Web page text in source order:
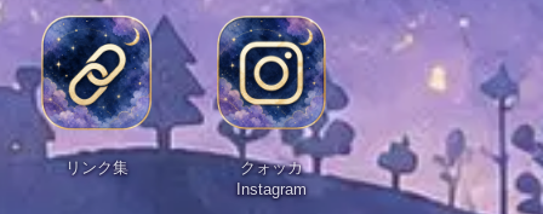
リンク集
クォッカ
Instagram